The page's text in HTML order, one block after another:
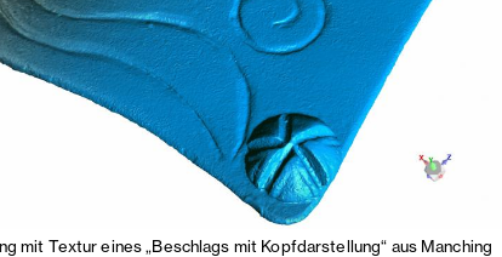
mit Textur eines „Beschlags mit Kopfdarstellung“ aus Manching